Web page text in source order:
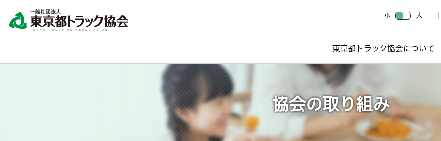
小 大
東京都トラック協会について
協会の取り組み